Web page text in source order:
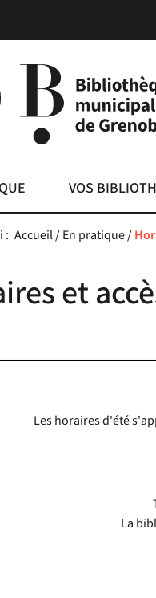
VOS
: Accueil/En pratique/
et
Les horaires d'été
La